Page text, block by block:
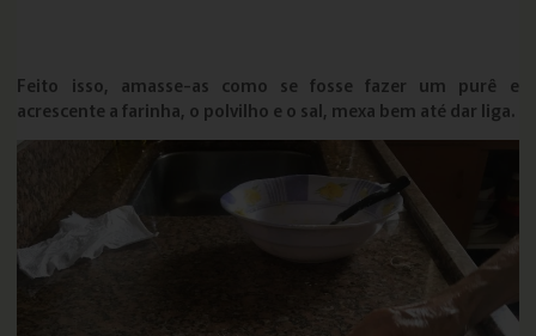
Feito isso, amasse-as como se fosse fazer um purê e
acrescente a farinha, o polvilho e o sal, mexa bem até dar liga.